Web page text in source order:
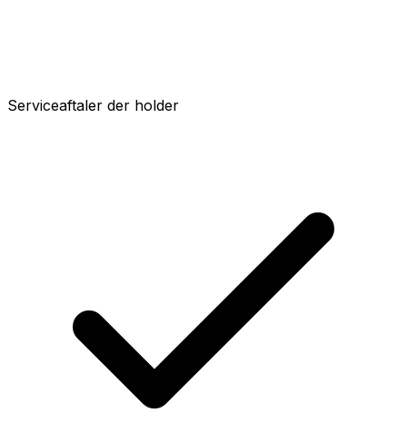
Serviceaftaler der holder